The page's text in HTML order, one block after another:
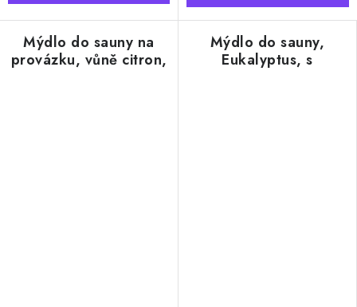
Mýdlo do sauny na
provázku, vůně citron,
Mýdlo do sauny,
Eukalyptus, s